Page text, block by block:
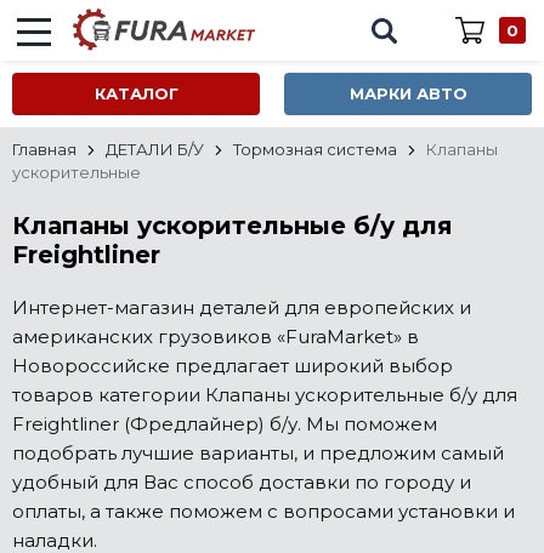
0
КАТАЛОГ МАРКИ АВТО
Главная ДЕТАЛИ Б/У Тормозная система
Клапаны
ускорительные
Клапаны ускорительные б/у для
Freightliner
Интернет-магазин деталей для европейских и
американских грузовиков «FuraMarket» в
Новороссийске предлагает широкий выбор
товаров категории Клапаны ускорительные б/у для
Freightliner (Фредлайнер) б/у. Мы поможем
подобрать лучшие варианты, и предложим самый
удобный для Вас способ доставки по городу и
оплаты, а также поможем с вопросами установки и
наладки.